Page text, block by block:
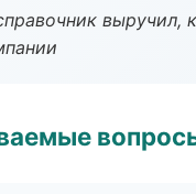
выручил,